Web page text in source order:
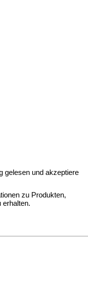
gelesen und akzeptiere
zu Produkten,
erhalten.